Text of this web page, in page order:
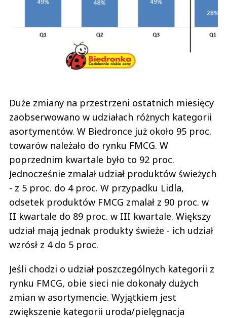
Duże zmiany na przestrzeni ostatnich miesięcy
zaobserwowano w udziałach różnych kategorii
asortymentów. W Biedronce już około 95 proc.
towarów należało do rynku FMCG. W
poprzednim kwartale było to 92 proc.
Jednocześnie zmalał udział produktów świeżych
- z 5 proc. do 4 proc. W przypadku Lidla,
odsetek produktów FMCG zmalał z 90 proc. w
II kwartale do 89 proc. w III kwartale. Większy
udział mają jednak produkty świeże - ich udział
wzrósł z 4 do 5 proc.
Jeśli chodzi o udział poszczególnych kategorii z
rynku FMCG, obie sieci nie dokonały dużych
zmian w asortymencie. Wyjątkiem jest
zwiększenie kategorii uroda/pielęgnacja